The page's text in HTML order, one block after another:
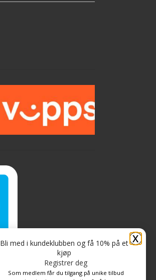
X
Bli med i kundeklubben og få 10% på et
kjøp
Registrer deg
Som medlem får du tilgang på unike tilbud